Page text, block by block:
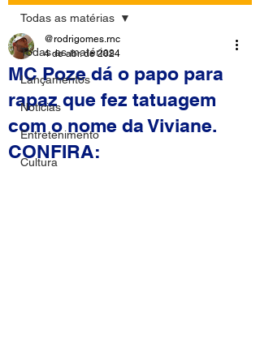
Todas as matérias
Lançamentos
Notícias
Entretenimento
Cultura
Todas as matérias
MC Poze dá o papo para
rapaz que fez tatuagem
com o nome da Viviane.
CONFIRA:
@rodrigomes.rnc
4 de abr. de 2024